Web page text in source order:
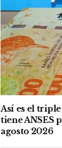
Así es el
tiene ANSES
agosto 2026